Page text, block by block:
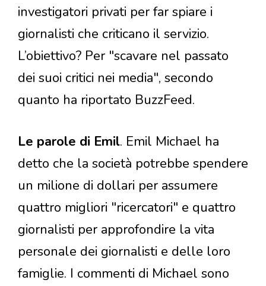
investigatori privati per far spiare i
giornalisti che criticano il servizio.
L’obiettivo? Per "scavare nel passato
dei suoi critici nei media", secondo
quanto ha riportato BuzzFeed.
Le parole di Emil. Emil Michael ha
detto che la società potrebbe spendere
un milione di dollari per assumere
quattro migliori "ricercatori" e quattro
giornalisti per approfondire la vita
personale dei giornalisti e delle loro
famiglie. I commenti di Michael sono